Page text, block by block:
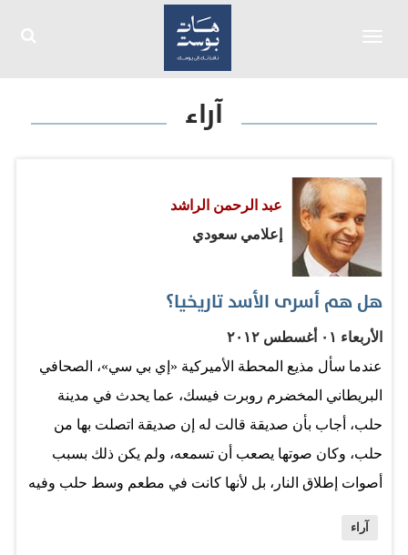
آراء
عبد الرحمن الراشد
إعلامي سعودي
هل هم أسرى الأسد تاريخيا؟
الأربعاء ٠١ أغسطس ٢٠١٢
عندما سأل مذيع المحطة الأميركية «إي بي سي»، الصحافي
البريطاني المخضرم روبرت فيسك، عما يحدث في مدينة
حلب، أجاب بأن صديقة قالت له إن صديقة اتصلت بها من
حلب، وكان صوتها يصعب أن تسمعه، ولم يكن ذلك بسبب
أصوات إطلاق النار، بل لأنها كانت في مطعم وسط حلب وفيه
آراء